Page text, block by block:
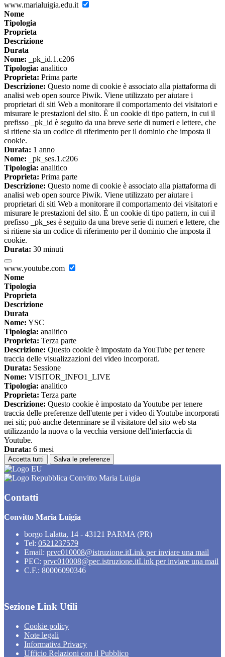
www.marialuigia.edu.it
Nome
Tipologia
Proprieta
Descrizione
Durata
Nome: _pk_id.1.c206
Tipologia: analitico
Proprieta: Prima parte
Descrizione: Questo nome di cookie è associato alla piattaforma di
analisi web open source Piwik. Viene utilizzato per aiutare i
proprietari di siti Web a monitorare il comportamento dei visitatori e
misurare le prestazioni del sito. È un cookie di tipo pattern, in cui il
prefisso _pk_id è seguito da una breve serie di numeri e lettere, che
si ritiene sia un codice di riferimento per il dominio che imposta il
cookie.
Durata: 1 anno
Nome: _pk_ses.1.c206
Tipologia: analitico
Proprieta: Prima parte
Descrizione: Questo nome di cookie è associato alla piattaforma di
analisi web open source Piwik. Viene utilizzato per aiutare i
proprietari di siti Web a monitorare il comportamento dei visitatori e
misurare le prestazioni del sito. È un cookie di tipo pattern, in cui il
prefisso _pk_ses è seguito da una breve serie di numeri e lettere, che
si ritiene sia un codice di riferimento per il dominio che imposta il
cookie.
Durata: 30 minuti
www.youtube.com
Nome
Tipologia
Proprieta
Descrizione
Durata
Nome: YSC
Tipologia: analitico
Proprieta: Terza parte
Descrizione: Questo cookie è impostato da YouTube per tenere
traccia delle visualizzazioni dei video incorporati.
Durata: Sessione
Nome: VISITOR_INFO1_LIVE
Tipologia: analitico
Proprieta: Terza parte
Descrizione: Questo cookie è impostato da Youtube per tenere
traccia delle preferenze dell'utente per i video di Youtube incorporati
nei siti; può anche determinare se il visitatore del sito web sta
utilizzando la nuova o la vecchia versione dell'interfaccia di
Youtube.
Durata: 6 mesi
Accetta tutti Salva le preferenze
Convitto Maria Luigia
Contatti
Convitto Maria Luigia
borgo Lalatta, 14 - 43121 PARMA (PR)
Tel: 0521237579
Email: prvc010008@istruzione.itLink per inviare una mail
PEC: prvc010008@pec.istruzione.itLink per inviare una mail
C.F.: 80006090346
Sezione Link Utili
Cookie policy
Note legali
Informativa Privacy
Ufficio Relazioni con il Pubblico